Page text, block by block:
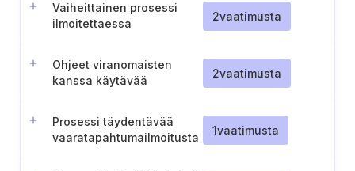
(Romania)
Vaiheittainen prosessi
ilmoitettaessa
2vaatimusta
Ohjeet viranomaisten
kanssa käytävää
2vaatimusta
Prosessi täydentävää
vaaratapahtumailmoitusta
1vaatimusta